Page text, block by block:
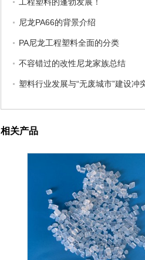
尼龙PA66的背景介绍
PA尼龙工程塑料全面的分类
不容错过的改性尼龙家族总结
塑料行业发展与“无废城市”建设冲
相关产品